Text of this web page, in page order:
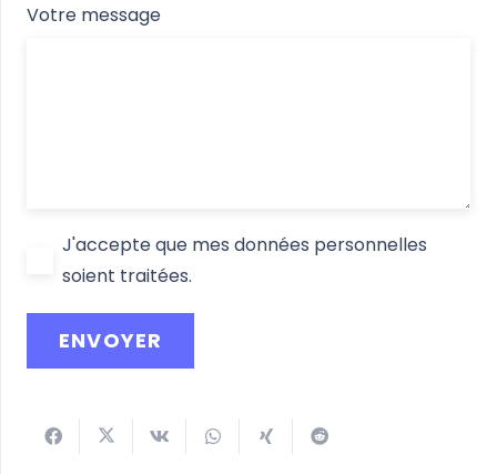
Votre message
J'accepte que mes données personnelles
soient traitées.